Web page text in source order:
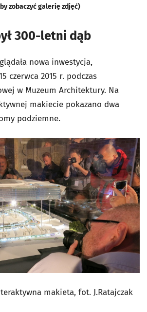
zobaczyć galerię zdjęć)
300-letni dąb
nowa inwestycja,
czerwca 2015 r. podczas
w Muzeum Architektury. Na
makiecie pokazano dwa
podziemne.
makieta, fot. J.Ratajczak